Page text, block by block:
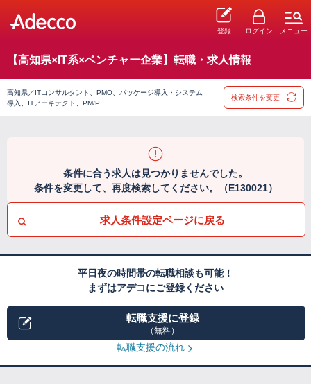
登録 ログイン メニュー
【高知県×IT系×ベンチャー企業】転職・求人情報
高知県／ITコンサルタント、PMO、パッケージ導入・システム
導入、ITアーキテクト、PM/P …
検索条件を変更
条件に合う求人は見つかりませんでした。
条件を変更して、再度検索してください。（E130021）
求人条件設定ページに戻る
平日夜の時間帯の転職相談も可能！
まずはアデコにご登録ください
転職支援に登録
（無料）
転職支援の流れ